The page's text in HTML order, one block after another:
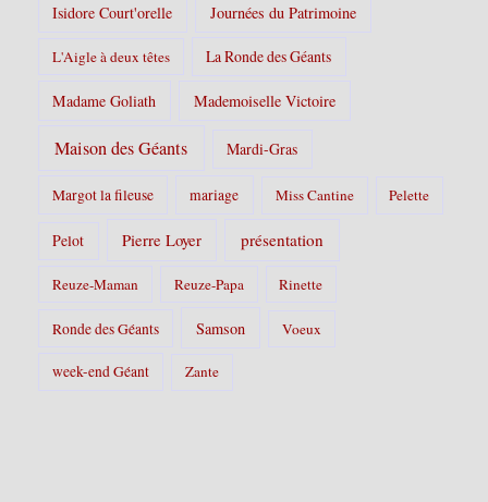
Isidore Court'orelle Journées du Patrimoine
L'Aigle à deux têtes La Ronde des Géants
Madame Goliath Mademoiselle Victoire
Maison des Géants Mardi-Gras
Margot la fileuse mariage Miss Cantine Pelette
Pelot Pierre Loyer présentation
Reuze-Maman Reuze-Papa Rinette
Ronde des Géants Samson Voeux
week-end Géant Zante